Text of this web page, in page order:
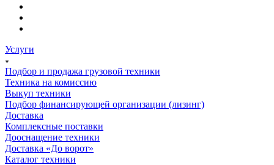
Услуги
Подбор и продажа грузовой техники
Техника на комиссию
Выкуп техники
Подбор финансирующей организации (лизинг)
Доставка
Комплексные поставки
Дооснащение техники
Доставка «До ворот»
Каталог техники